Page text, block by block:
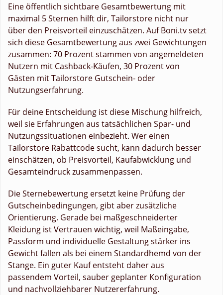
Eine öffentlich sichtbare Gesamtbewertung mit
maximal 5 Sternen hilft dir, Tailorstore nicht nur
über den Preisvorteil einzuschätzen. Auf Boni.tv setzt
sich diese Gesamtbewertung aus zwei Gewichtungen
zusammen: 70 Prozent stammen von angemeldeten
Nutzern mit Cashback-Käufen, 30 Prozent von
Gästen mit Tailorstore Gutschein- oder
Nutzungserfahrung.
Für deine Entscheidung ist diese Mischung hilfreich,
weil sie Erfahrungen aus tatsächlichen Spar- und
Nutzungssituationen einbezieht. Wer einen
Tailorstore Rabattcode sucht, kann dadurch besser
einschätzen, ob Preisvorteil, Kaufabwicklung und
Gesamteindruck zusammenpassen.
Die Sternebewertung ersetzt keine Prüfung der
Gutscheinbedingungen, gibt aber zusätzliche
Orientierung. Gerade bei maßgeschneiderter
Kleidung ist Vertrauen wichtig, weil Maßeingabe,
Passform und individuelle Gestaltung stärker ins
Gewicht fallen als bei einem Standardhemd von der
Stange. Ein guter Kauf entsteht daher aus
passendem Vorteil, sauber geplanter Konfiguration
und nachvollziehbarer Nutzererfahrung.